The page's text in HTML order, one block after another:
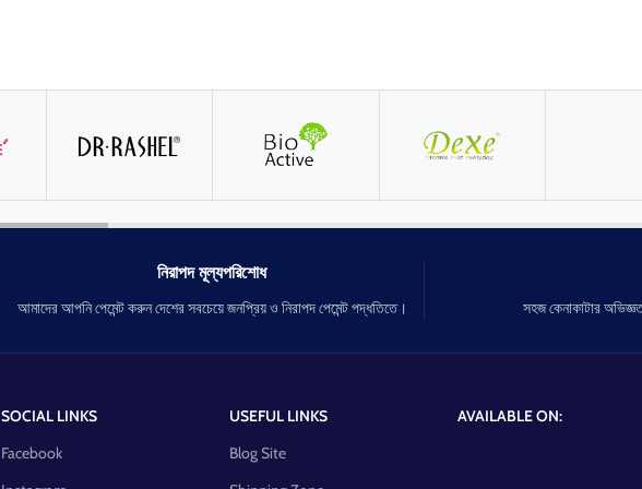
নিরাপদ মূল্যপরিশোধ
আমাদের আপনি পেমেন্ট করুন দেশের সবচেয়ে জনপ্রিয় ও নিরাপদ পেমেন্ট পদ্ধতিতে। সহজ কেনাকাটার
SOCIAL LINKS
Facebook
USEFUL LINKS
Blog Site
AVAILABLE ON: